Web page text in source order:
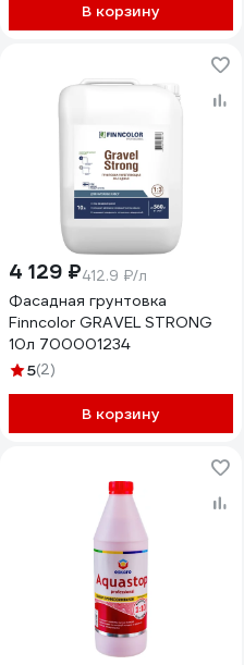
В корзину
4 129 ₽412.9 ₽/л
Фасадная грунтовка
Finncolor GRAVEL STRONG
10л 700001234
5(2)
В корзину